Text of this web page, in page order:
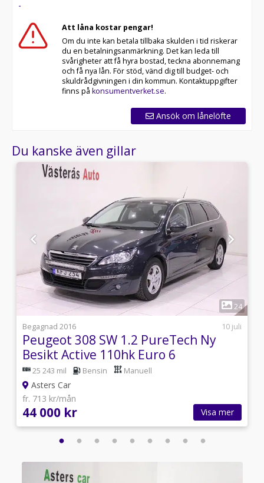
-
Att låna kostar pengar!
Om du inte kan betala tillbaka skulden i tid riskerar
du en betalningsanmärkning. Det kan leda till
svårigheter att få hyra bostad, teckna abonnemang
och få nya lån. För stöd, vänd dig till budget- och
skuldrådgivningen i din kommun. Kontaktuppgifter
finns på konsumentverket.se.
Ansök om lånelöfte
Du kanske även gillar
1
24
Begagnad 2016
10 juli
Peugeot 308 SW 1.2 PureTech Ny
Besikt Active 110hk Euro 6
25 243 mil Bensin Manuell
Asters Car
fr. 713 kr/mån
44 000 kr Visa mer